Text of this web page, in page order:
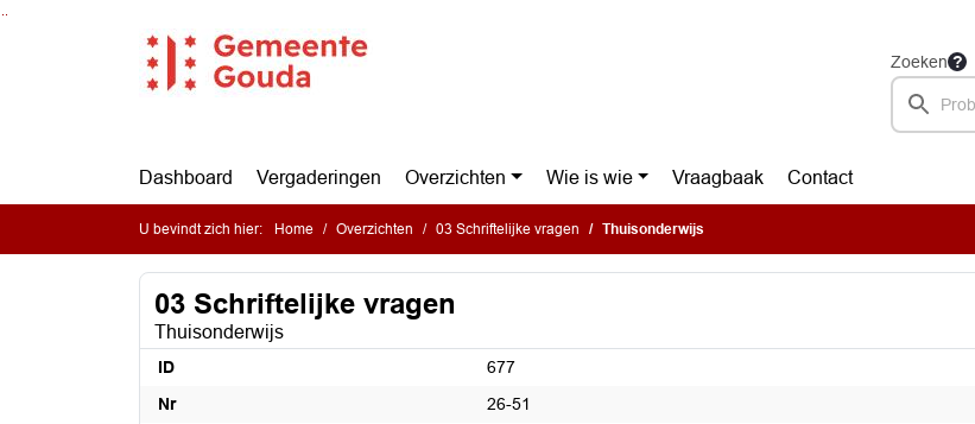
Ga naar de inhoud van deze pagina
Ga naar het zoeken
Ga naar het menu
Zoeken
Dashboard Vergaderingen Overzichten Wie is wie Vraagbaak Contact
U bevindt zich hier: Home Overzichten 03 Schriftelijke vragen Thuisonderwijs
03 Schriftelijke vragen
Thuisonderwijs
ID
677
Nr
26-51